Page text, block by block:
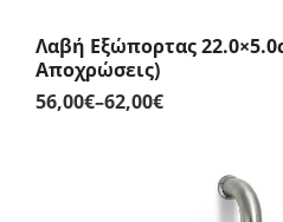
Λαβή Εξώπορτας
Αποχρώσεις)
56,00€–62,00€Price
56,00€
through